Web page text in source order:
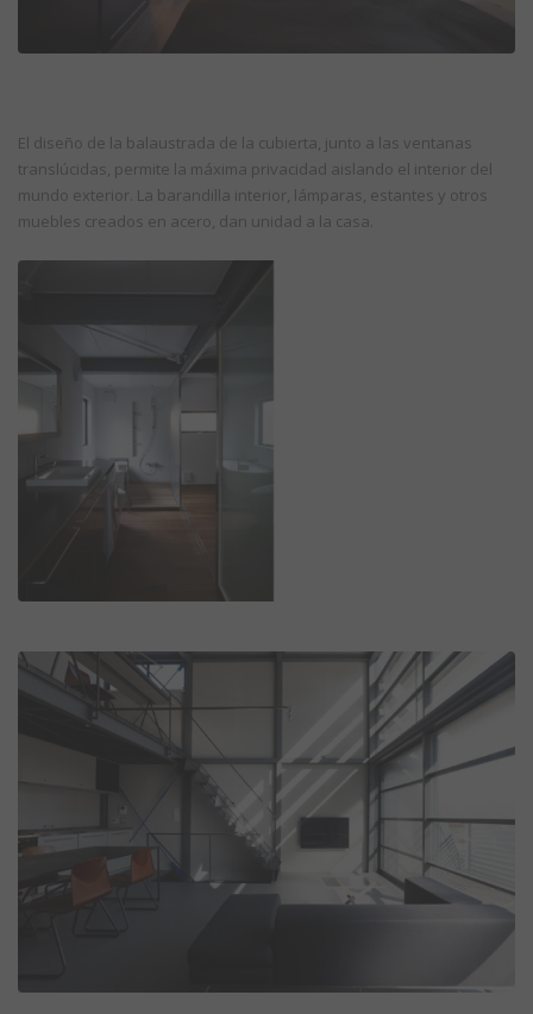
El diseño de la balaustrada de la cubierta, junto a las ventanas
translúcidas, permite la máxima privacidad aislando el interior del
mundo exterior. La barandilla interior, lámparas, estantes y otros
muebles creados en acero, dan unidad a la casa.